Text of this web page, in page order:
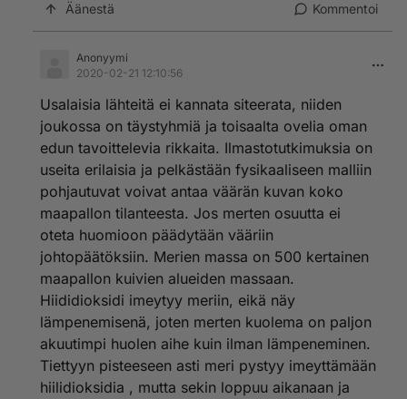
Äänestä Kommentoi
Anonyymi
2020-02-21 12:10:56
Usalaisia lähteitä ei kannata siteerata, niiden
joukossa on täystyhmiä ja toisaalta ovelia oman
edun tavoittelevia rikkaita. Ilmastotutkimuksia on
useita erilaisia ja pelkästään fysikaaliseen malliin
pohjautuvat voivat antaa väärän kuvan koko
maapallon tilanteesta. Jos merten osuutta ei
oteta huomioon päädytään vääriin
johtopäätöksiin. Merien massa on 500 kertainen
maapallon kuivien alueiden massaan.
Hiididioksidi imeytyy meriin, eikä näy
lämpenemisenä, joten merten kuolema on paljon
akuutimpi huolen aihe kuin ilman lämpeneminen.
Tiettyyn pisteeseen asti meri pystyy imeyttämään
hiilidioksidia , mutta sekin loppuu aikanaan ja